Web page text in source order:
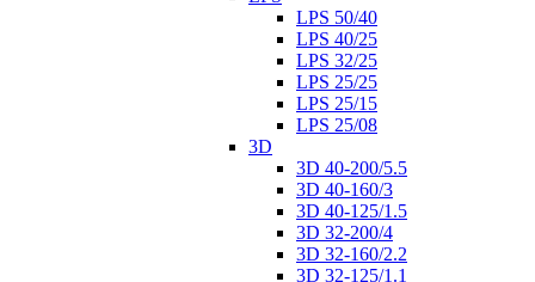
LPS 50/40
LPS 40/25
LPS 32/25
LPS 25/25
LPS 25/15
LPS 25/08
3D
3D 40-200/5.5
3D 40-160/3
3D 40-125/1.5
3D 32-200/4
3D 32-160/2.2
3D 32-125/1.1